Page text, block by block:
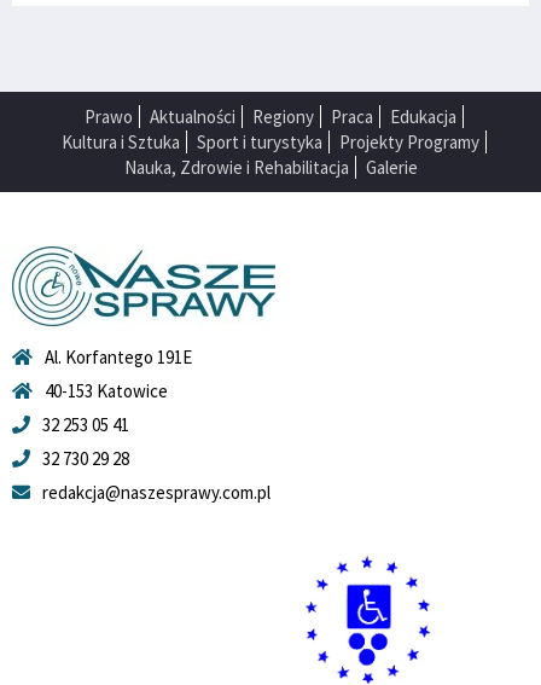
Prawo Aktualności Regiony Praca
Edukacja
Kultura i Sztuka
Sport i turystyka
Projekty Programy
Nauka, Zdrowie i Rehabilitacja
Galerie
Al. Korfantego 191E
40-153 Katowice
32 253 05 41
32 730 29 28
redakcja@naszesprawy.com.pl